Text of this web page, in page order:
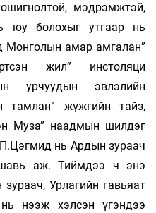
мэдрэмжтэй,
юу болохыг утгаар нь
Монголын амар амгалан”
жил” инстоляци
урчуудын эвлэлийн
тамлан” жүжгийн тайз,
Муза” наадмын шилдэг
нь Ардын зураач
аж. Тиймдээ ч энэ
Урлагийн гавьяат
нээж хэлсэн үгэндээ